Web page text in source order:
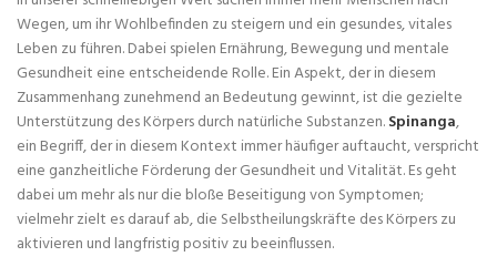
Wegen, um ihr Wohlbefinden zu steigern und ein gesundes, vitales
Leben zu führen. Dabei spielen Ernährung, Bewegung und mentale
Gesundheit eine entscheidende Rolle. Ein Aspekt, der in diesem
Zusammenhang zunehmend an Bedeutung gewinnt, ist die gezielte
Unterstützung des Körpers durch natürliche Substanzen.Spinanga,
ein Begriff, der in diesem Kontext immer häufiger auftaucht, verspricht
eine ganzheitliche Förderung der Gesundheit und Vitalität. Es geht
dabei um mehr als nur die bloße Beseitigung von Symptomen;
vielmehr zielt es darauf ab, die Selbstheilungskräfte des Körpers zu
aktivieren und langfristig positiv zu beeinflussen.